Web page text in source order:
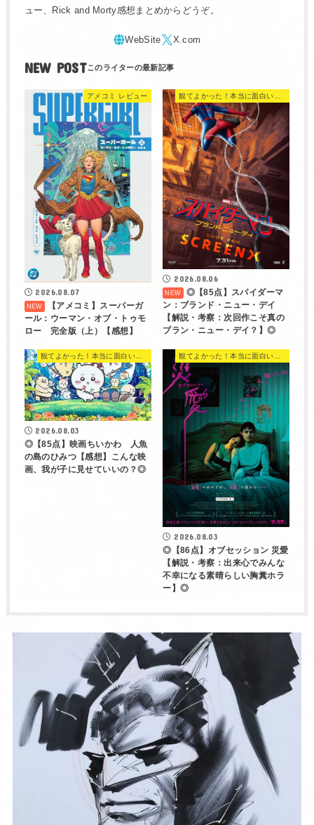
ュー、Rick and Morty感想まとめからどうぞ。
NEW POST
アメコミ レビュー
2026.08.07
【アメコミ】スーパーガ
ール：ウーマン・オブ・トゥモ
ロー 完全版（上）【感想】
2026.08.06
◎【85点】スパイダーマ
ン：ブランド・ニュー・デイ
【解説・考察：次回作こそ真の
ブラン・ニュー・デイ？】◎
2026.08.03
◎【85点】映画ちいかわ 人魚
の島のひみつ【感想】こんな映
画、我が子に見せていいの？◎
2026.08.03
◎【86点】オブセッション 災愛
【解説・考察：出来心でみんな
不幸になる素晴らしい胸糞ホラ
ー】◎